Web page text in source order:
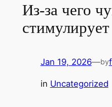
Из-за чего
Jan 19, 2026—by
in Uncategorized